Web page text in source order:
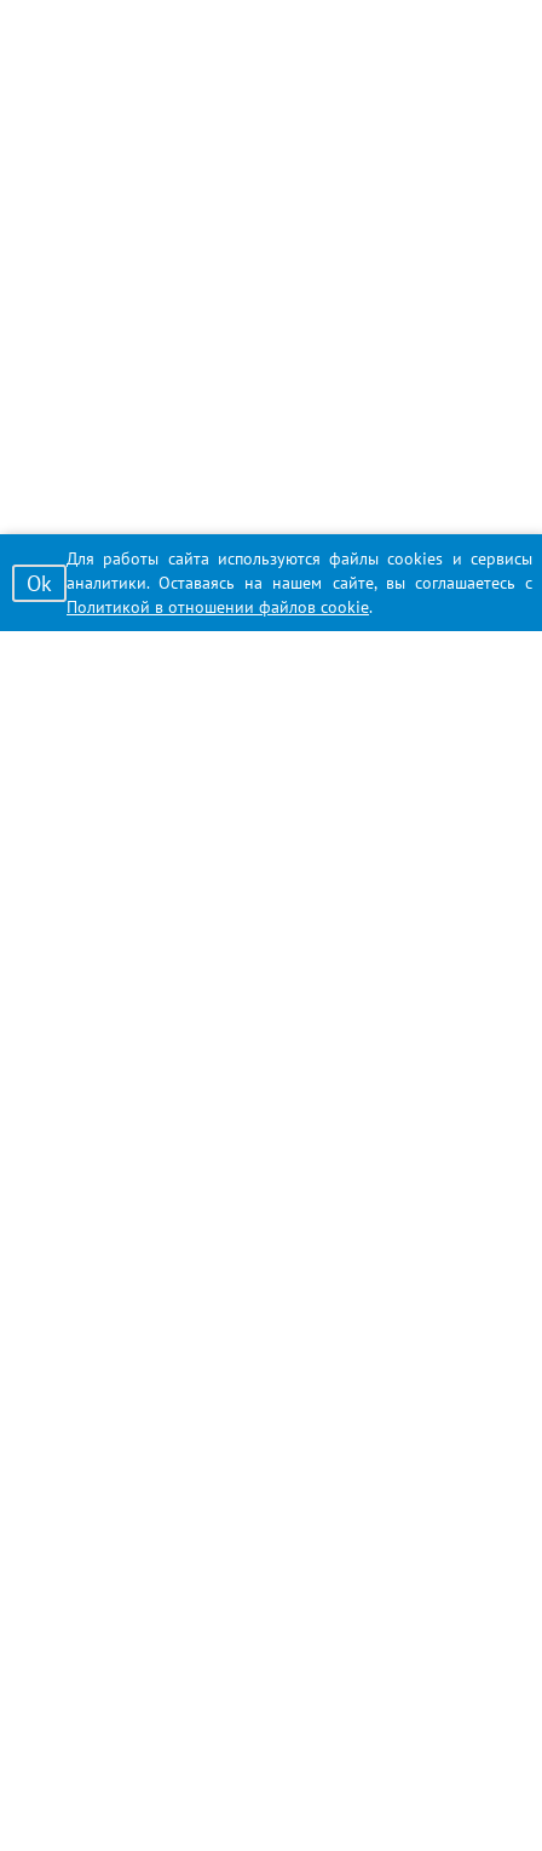
Для работы сайта используются файлы cookies и сервисы
аналитики. Оставаясь на нашем сайте, вы соглашаетесь с
Политикой в отношении файлов cookie.
Ok